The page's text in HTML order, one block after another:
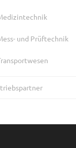
und Prüftechnik